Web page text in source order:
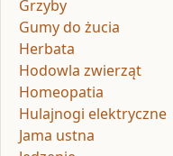
Grzyby
Gumy do żucia
Herbata
Hodowla zwierząt
Homeopatia
Hulajnogi elektryczne
Jama ustna